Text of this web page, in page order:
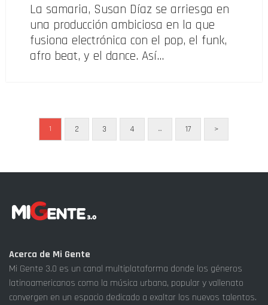
La samaria, Susan Díaz se arriesga en
una producción ambiciosa en la que
fusiona electrónica con el pop, el funk,
afro beat, y el dance. Así…
1 2 3 4 … 17 >
Acerca de Mi Gente
Mi Gente 3.0 es un canal multiplataforma donde los géneros
latinoamericanos como la música urbana, popular y vallenato
convergen en un espacio dedicado a exaltar los nuevos talentos.